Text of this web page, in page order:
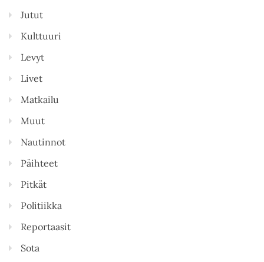
Jutut
Kulttuuri
Levyt
Livet
Matkailu
Muut
Nautinnot
Päihteet
Pitkät
Politiikka
Reportaasit
Sota